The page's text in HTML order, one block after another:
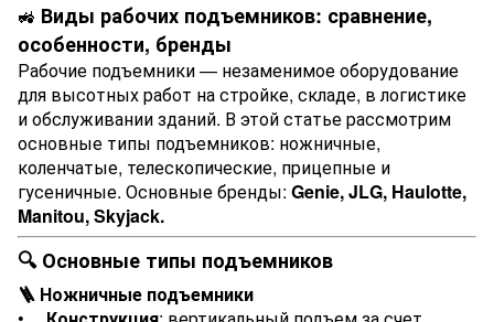
🚜 Виды рабочих подъемников: сравнение,
особенности, бренды
Рабочие подъемники — незаменимое оборудование
для высотных работ на стройке, складе, в логистике
и обслуживании зданий. В этой статье рассмотрим
основные типы подъемников: ножничные,
коленчатые, телескопические, прицепные и
гусеничные. Основные бренды: Genie, JLG, Haulotte,
Manitou, Skyjack.
🔍 Основные типы подъемников
🪜 Ножничные подъемники